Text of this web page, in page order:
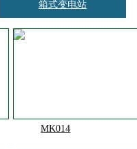
箱式变电站
MK014